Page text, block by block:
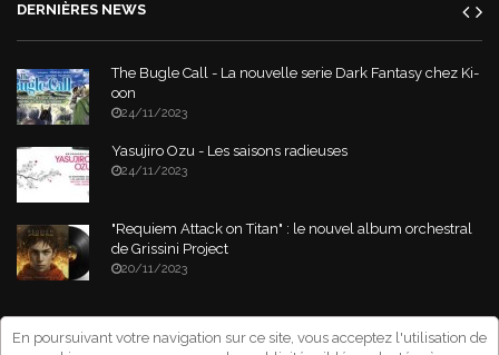
DERNIÈRES NEWS
The Bugle Call - La nouvelle serie Dark Fantasy chez Ki-
oon
24/11/2023
Yasujiro Ozu - Les saisons radieuses
24/11/2023
"Requiem Attack on Titan" : le nouvel album orchestral
de Grissini Project
20/11/2023
Copyright © 2026 Asia-Tik.com. All Rights Reserved.- Site déclaré à la
En poursuivant votre navigation sur ce site, vous acceptez l'utilisation de